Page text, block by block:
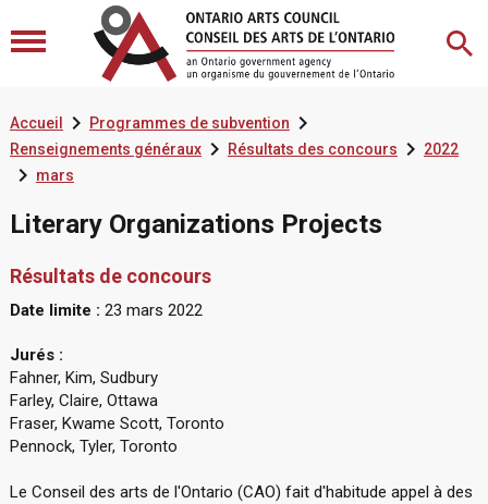
Accueil  Programmes de subvention
Renseignements généraux Résultats des concours 2022
 mars
Literary Organizations Projects
Résultats de concours
Date limite : 23 mars 2022
Jurés :
Fahner, Kim, Sudbury
Farley, Claire, Ottawa
Fraser, Kwame Scott, Toronto
Pennock, Tyler, Toronto
Le Conseil des arts de l'Ontario (CAO) fait d'habitude appel à des